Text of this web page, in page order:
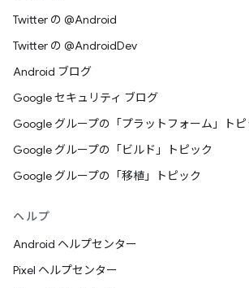
Twitter の @Android
Twitter の @AndroidDev
Android ブログ
Google セキュリティ ブログ
Google グループの「プラットフォーム」トピ
Google グループの「ビルド」トピック
Google グループの「移植」トピック
ヘルプ
Android ヘルプセンター
Pixel ヘルプセンター